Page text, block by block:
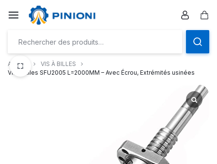
à/au
Accueil
VIS À BILLES
Vis à Billes SFU2005 L=2000MM – Avec Écrou, Extrémités usinées